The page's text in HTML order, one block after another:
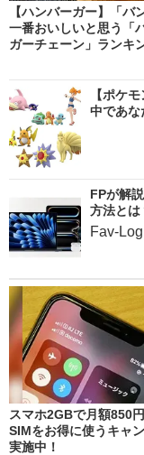
【ハンバーガー】「バ
一番おいしいと思う「
ガーチェーン」ランキ
【ポケ
中であな
FPが解
方法とは
Fav-Log
スマホ2GBで月額850
SIMをお得に使うキャ
実施中！